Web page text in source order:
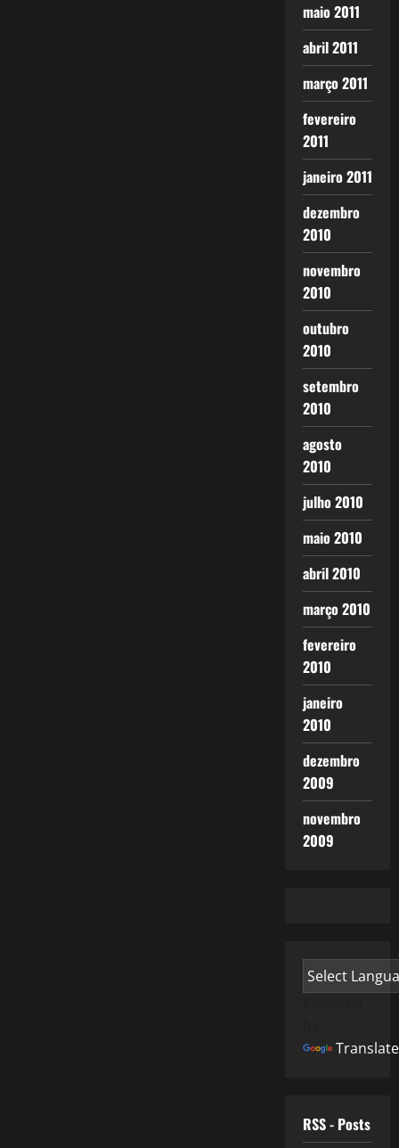
maio 2011
abril 2011
março 2011
fevereiro
2011
janeiro 2011
dezembro
2010
novembro
2010
outubro
2010
setembro
2010
agosto
2010
julho 2010
maio 2010
abril 2010
março 2010
fevereiro
2010
janeiro
2010
dezembro
2009
novembro
2009
Translate
RSS - Posts